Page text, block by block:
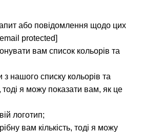
або повідомлення щодо цих
protected]
вам список кольорів та
з нашого списку кольорів та
тоді я можу показати вам, як це
логотип;
вам кількість, тоді я можу